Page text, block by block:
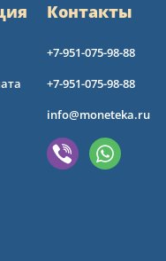
Контакты
+7-951-075-98-88
+7-951-075-98-88
info@moneteka.ru